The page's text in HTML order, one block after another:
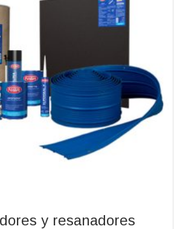
y resanadores